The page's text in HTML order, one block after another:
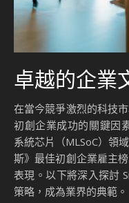
卓越的企業
在當今競爭激烈的科技
初創企業成功的關鍵因
系統芯片（MLSoC）領
斯》最佳初創企業雇主
表現。以下將深入探討
策略，成為業界的典範。